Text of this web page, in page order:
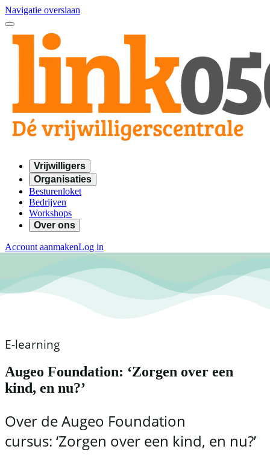
Navigatie overslaan
Vrijwilligers
Organisaties
Besturenloket
Bedrijven
Workshops
Over ons
Account aanmakenLog in
E-learning
Augeo Foundation: ‘Zorgen over een
kind, en nu?’
Over de Augeo Foundation
cursus: ‘Zorgen over een kind, en nu?’